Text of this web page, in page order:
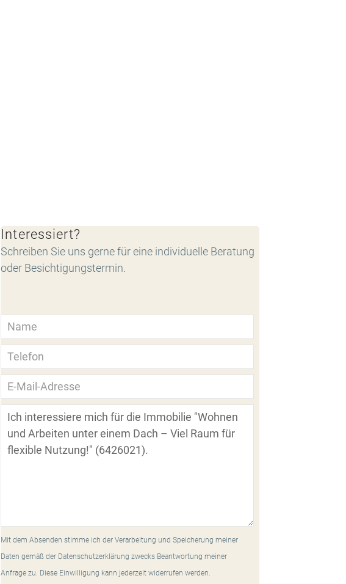
Interessiert?
Schreiben Sie uns gerne für eine individuelle Beratung
oder Besichtigungstermin.
Mit dem Absenden stimme ich der Verarbeitung und Speicherung meiner
Daten gemäß der Datenschutzerklärung zwecks Beantwortung meiner
Anfrage zu. Diese Einwilligung kann jederzeit widerrufen werden.